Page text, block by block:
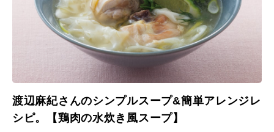
渡辺麻紀さんのシンプルスープ&簡単アレンジレ
シピ。【鶏肉の水炊き風スープ】